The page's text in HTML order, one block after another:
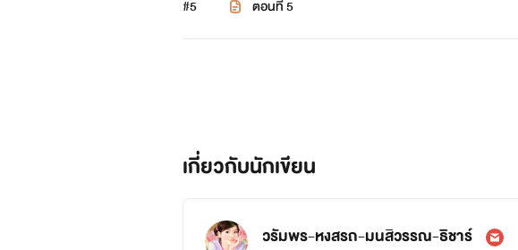
#5 ตอนที่ 5
เกี่ยวกับนักเขียน
วรัมพร-หงสรถ-มนสิวรรณ-ธิชาร์